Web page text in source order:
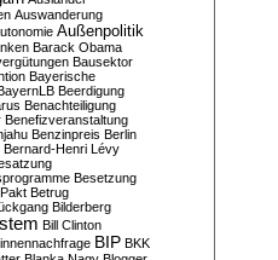
Auswanderung
Außenpolitik
Barack Obama
Bausektor
Bayerische
Beerdigung
Benachteiligung
Benefizveranstaltung
Benzinpreis Berlin
Bernard-Henri Lévy
Besetzung
Betrug
Bilderberg
Bill Clinton
BIP BKK